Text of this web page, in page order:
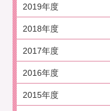
2019年度
2018年度
2017年度
2016年度
2015年度